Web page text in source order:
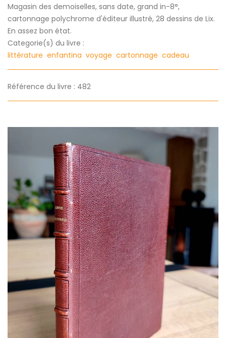
Magasin des demoiselles, sans date, grand in-8°,
cartonnage polychrome d'éditeur illustré, 28 dessins de Lix.
En assez bon état.
Categorie(s) du livre :
littérature enfantina voyage cartonnage cadeau
Référence du livre : 482